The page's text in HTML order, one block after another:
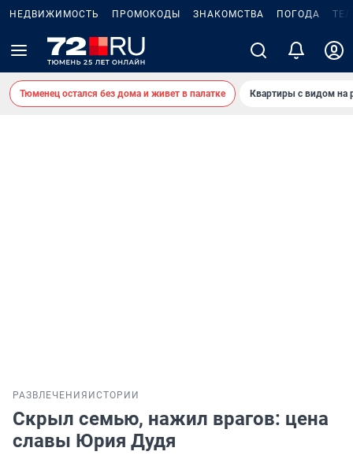
НЕДВИЖИМОСТЬ ПРОМОКОДЫ ЗНАКОМСТВА ПОГОДА
Тюменец остался без дома и живет в палатке Квартиры с видом на
РАЗВЛЕЧЕНИЯ ИСТОРИИ
Скрыл семью, нажил врагов: цена
славы Юрия Дудя